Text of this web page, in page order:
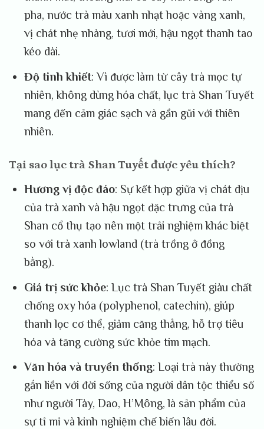
pha, nước trà màu xanh nhạt hoặc vàng xanh,
vị chát nhẹ nhàng, tươi mới, hậu ngọt thanh tao
kéo dài.
Độ tinh khiết: Vì được làm từ cây trà mọc tự
nhiên, không dùng hóa chất, lục trà Shan Tuyết
mang đến cảm giác sạch và gần gũi với thiên
nhiên.
Tại sao lục trà Shan Tuyết được yêu thích?
Hương vị độc đáo: Sự kết hợp giữa vị chát dịu
của trà xanh và hậu ngọt đặc trưng của trà
Shan cổ thụ tạo nên một trải nghiệm khác biệt
so với trà xanh lowland (trà trồng ở đồng
bằng).
Giá trị sức khỏe: Lục trà Shan Tuyết giàu chất
chống oxy hóa (polyphenol, catechin), giúp
thanh lọc cơ thể, giảm căng thẳng, hỗ trợ tiêu
hóa và tăng cường sức khỏe tim mạch.
Văn hóa và truyền thống: Loại trà này thường
gắn liền với đời sống của người dân tộc thiểu số
như người Tày, Dao, H’Mông, là sản phẩm của
sự tỉ mỉ và kinh nghiệm chế biến lâu đời.